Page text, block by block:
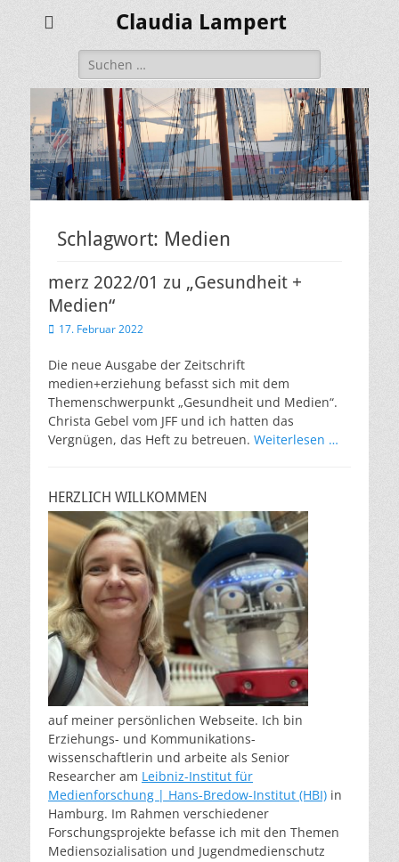
Claudia Lampert
Suchen
nach:
Schlagwort: Medien
merz 2022/01 zu „Gesundheit +
Medien“
Veröffentlicht
17. Februar 2022
Die neue Ausgabe der Zeitschrift
medien+erziehung befasst sich mit dem
Themenschwerpunkt „Gesundheit und Medien“.
Christa Gebel vom JFF und ich hatten das
Vergnügen, das Heft zu betreuen. Weiterlesen …
HERZLICH WILLKOMMEN
auf meiner persönlichen Webseite. Ich bin
Erziehungs- und Kommunikations-
wissenschaftlerin und arbeite als Senior
Researcher am Leibniz-Institut für
Medienforschung | Hans-Bredow-Institut (HBI) in
Hamburg. Im Rahmen verschiedener
Forschungsprojekte befasse ich mit den Themen
Mediensozialisation und Jugendmedienschutz